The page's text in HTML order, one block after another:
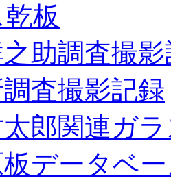
板
助調査撮
査撮影記録
郎関連ガ
データベ